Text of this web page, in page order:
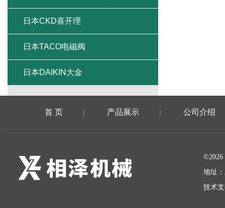
日本CKD喜开理
日本TACO电磁阀
日本DAIKIN大金
首 页 | 产品展示 | 公司介绍
地址
技术